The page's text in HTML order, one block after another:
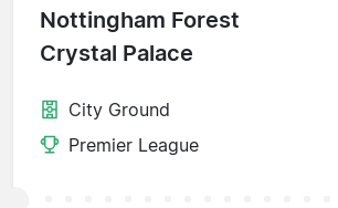
Nottingham Forest
Crystal Palace
City Ground
Premier League